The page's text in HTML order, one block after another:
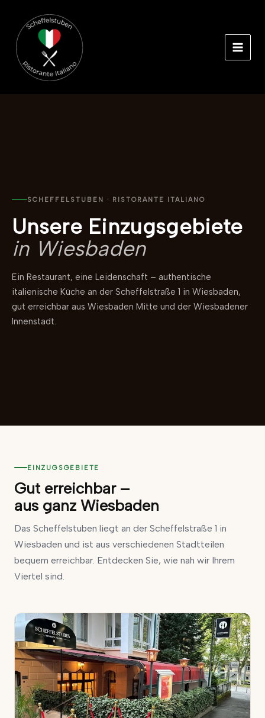
springen
SCHEFFELSTUBEN · RISTORANTE ITALIANO
Unsere Einzugsgebiete
in Wiesbaden
Ein Restaurant, eine Leidenschaft – authentische
italienische Küche an der Scheffelstraße 1 in Wiesbaden,
gut erreichbar aus Wiesbaden Mitte und der Wiesbadener
Innenstadt.
EINZUGSGEBIETE
Gut erreichbar –
aus ganz Wiesbaden
Das Scheffelstuben liegt an der Scheffelstraße 1 in
Wiesbaden und ist aus verschiedenen Stadtteilen
bequem erreichbar. Entdecken Sie, wie nah wir Ihrem
Viertel sind.